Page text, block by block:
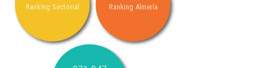
Ranking Sectorial Ranking Almería